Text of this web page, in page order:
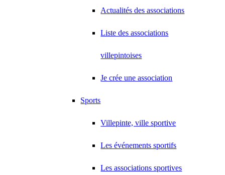
Actualités des associations
Liste des associations
villepintoises
Je crée une association
Sports
Villepinte, ville sportive
Les événements sportifs
Les associations sportives